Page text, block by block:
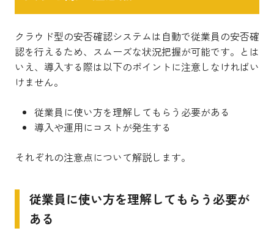
クラウド型の安否確認システムは自動で従業員の安否確
認を行えるため、スムーズな状況把握が可能です。とは
いえ、導入する際は以下のポイントに注意しなければい
けません。
従業員に使い方を理解してもらう必要がある
導入や運用にコストが発生する
それぞれの注意点について解説します。
従業員に使い方を理解してもらう必要が
ある